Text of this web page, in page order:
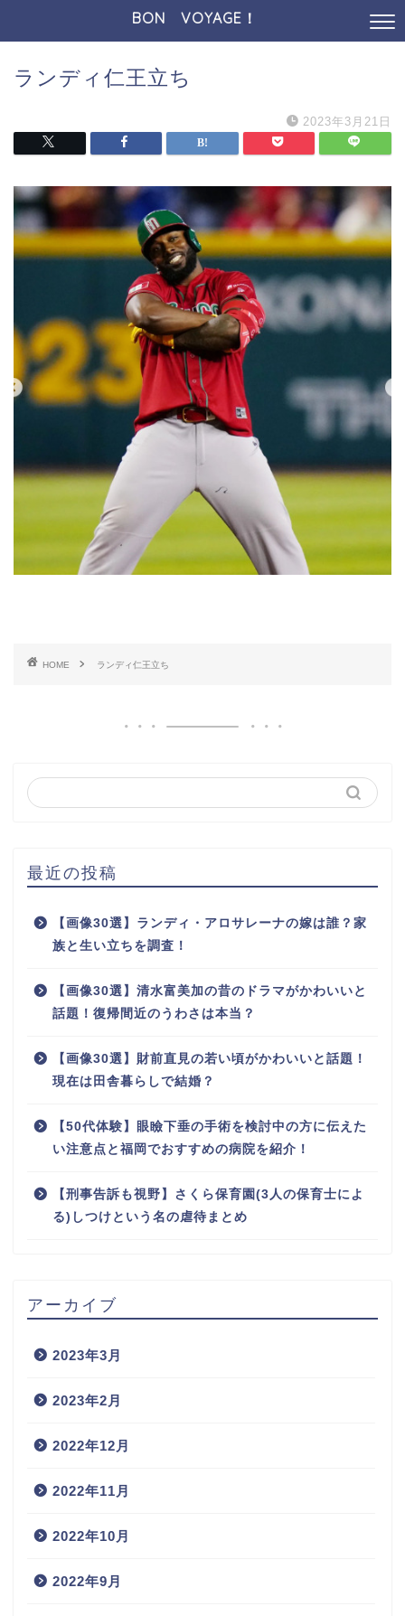
BON VOYAGE！
ランディ仁王立ち
2023年3月21日
HOME ランディ仁王立ち
最近の投稿
【画像30選】ランディ・アロサレーナの嫁は誰？家
族と生い立ちを調査！
【画像30選】清水富美加の昔のドラマがかわいいと
話題！復帰間近のうわさは本当？
【画像30選】財前直見の若い頃がかわいいと話題！
現在は田舎暮らしで結婚？
【50代体験】眼瞼下垂の手術を検討中の方に伝えた
い注意点と福岡でおすすめの病院を紹介！
【刑事告訴も視野】さくら保育園(3人の保育士によ
る)しつけという名の虐待まとめ
アーカイブ
2023年3月
2023年2月
2022年12月
2022年11月
2022年10月
2022年9月